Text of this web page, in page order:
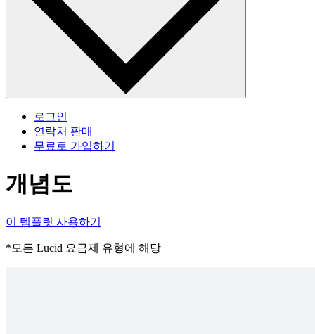
로그인
연락처 판매
무료로 가입하기
개념도
이 템플릿 사용하기
*모든 Lucid 요금제 유형에 해당